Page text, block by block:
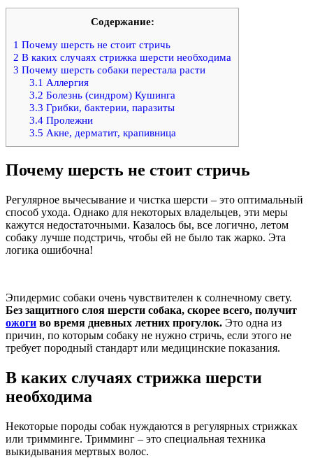
Содержание:
1 Почему шерсть не стоит стричь
2 В каких случаях стрижка шерсти необходима
3 Почему шерсть собаки перестала расти
3.1 Аллергия
3.2 Болезнь (синдром) Кушинга
3.3 Грибки, бактерии, паразиты
3.4Пролежни
3.5 Акне, дерматит, крапивница
Почему шерсть не стоит стричь
Регулярное вычесывание и чистка шерсти – это оптимальный
способ ухода. Однако для некоторых владельцев, эти меры
кажутся недостаточными. Казалось бы, все логично, летом
собаку лучше подстричь, чтобы ей не было так жарко. Эта
логика ошибочна!
Эпидермис собаки очень чувствителен к солнечному свету.
Без защитного слоя шерсти собака, скорее всего, получит
ожоги во время дневных летних прогулок. Это одна из
причин, по которым собаку не нужно стричь, если этого не
требует породный стандарт или медицинские показания.
В каких случаях стрижка шерсти
необходима
Некоторые породы собак нуждаются в регулярных стрижках
или тримминге. Тримминг – это специальная техника
выкидывания мертвых волос.